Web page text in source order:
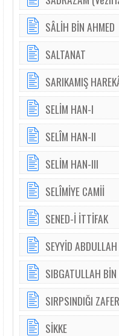
SÂLİH BİN AHMED
SALTANAT
SARIKAMIŞ
SELİM HAN-I
SELÎM HAN-II
SELİM HAN-III
SELÎMİYE CAMİİ
SENED-İ İTTİFAK
SEYYİD
SIBGATULLAH
SIRPSINDIĞI
SİKKE